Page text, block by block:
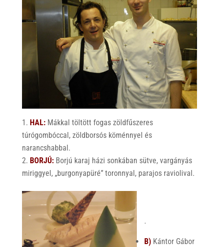
HAL: Mákkal töltött fogas zöldfűszeres
túrógombóccal, zöldborsós köménnyel és
narancshabbal.
BORJÚ:Borjú karaj házi sonkában sütve, vargányás
miriggyel, „burgonyapüré” toronnyal, parajos raviolival.
.
B)Kántor Gábor